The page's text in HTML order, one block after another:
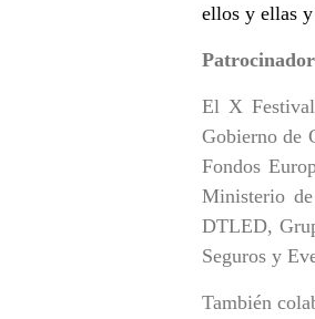
ellos y ellas
El X
Gobierno de
Fondos
Ministerio
DTLED,
Seguros y
También